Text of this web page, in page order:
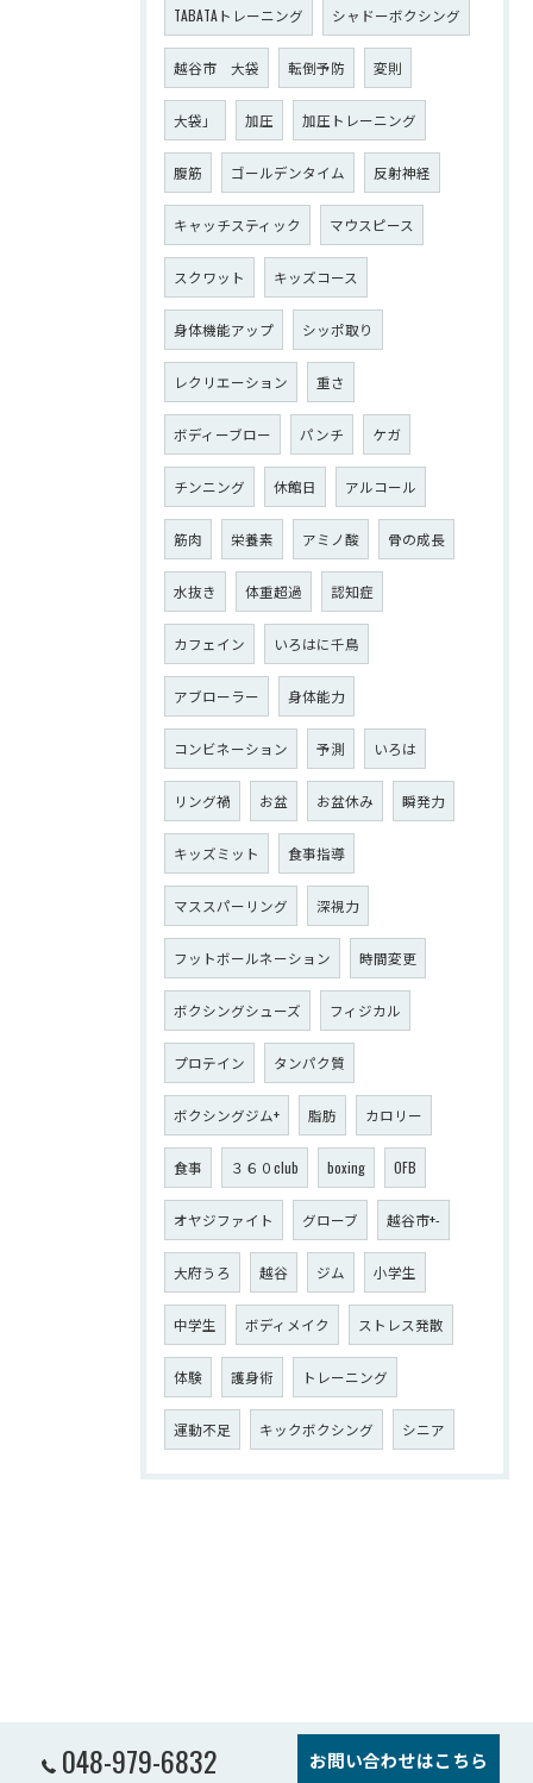
TABATAトレーニング シャドーボクシング
越谷市 大袋 転倒予防 変則
大袋」 加圧 加圧トレーニング
腹筋 ゴールデンタイム 反射神経
キャッチスティック マウスピース
スクワット キッズコース
身体機能アップ シッポ取り
レクリエーション 重さ
ボディーブロー パンチ ケガ
チンニング 休館日 アルコール
筋肉 栄養素 アミノ酸 骨の成長
水抜き 体重超過 認知症
カフェイン いろはに千鳥
アブローラー 身体能力
コンビネーション 予測 いろは
リング禍 お盆 お盆休み 瞬発力
キッズミット 食事指導
マススパーリング 深視力
フットボールネーション 時間変更
ボクシングシューズ フィジカル
プロテイン タンパク質
ボクシングジム+ 脂肪 カロリー
食事 ３６０club boxing OFB
オヤジファイト グローブ 越谷市+-
大府うろ 越谷 ジム 小学生
中学生 ボディメイク ストレス発散
体験 護身術 トレーニング
運動不足 キックボクシング シニア
048-979-6832 お問い合わせはこちら